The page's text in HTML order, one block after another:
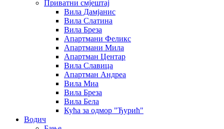
Приватни смјештај
Вила Дамјанис
Вила Слатина
Вила Бреза
Апартмани Феликс
Апартмани Мила
Апартман Центар
Вила Славица
Апартман Андреа
Вила Миа
Вила Бреза
Вила Бела
Кућа за одмор "Ђурић"
Водич